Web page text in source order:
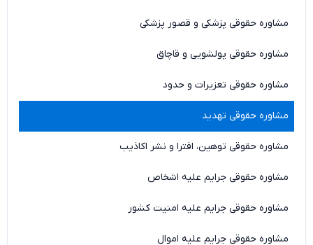
مشاوره حقوقی پزشکی و قصور پزشکی
مشاوره حقوقی پولشویی و قاچاق
مشاوره حقوقی تعزیرات و حدود
مشاوره حقوقی تهدید
مشاوره حقوقی توهین، افترا و نشر اکاذیب
مشاوره حقوقی جرایم علیه اشخاص
مشاوره حقوقی جرایم علیه امنیت کشور
مشاوره حقوقی جرایم علیه اموال